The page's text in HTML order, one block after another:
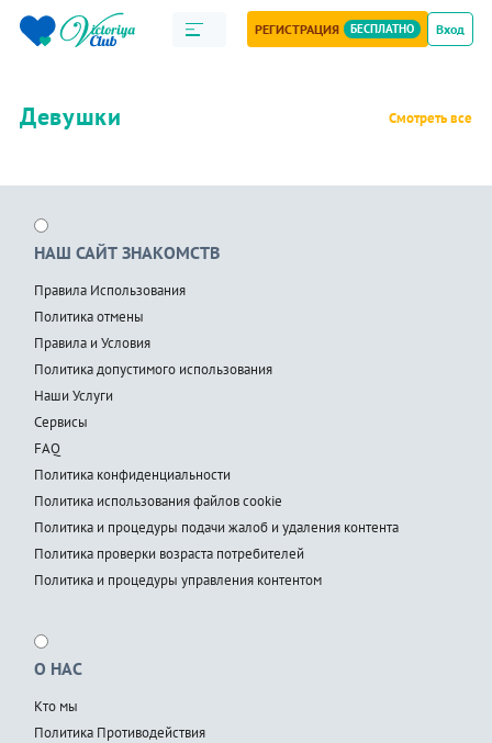
РЕГИСТРАЦИЯ БЕСПЛАТНО Вход
Девушки Смотреть все
НАШ САЙТ ЗНАКОМСТВ
Правила Использования
Политика отмены
Правила и Условия
Политика допустимого использования
Наши Услуги
Сервисы
FAQ
Политика конфиденциальности
Политика использования файлов cookie
Политика и процедуры подачи жалоб и удаления контента
Политика проверки возраста потребителей
Политика и процедуры управления контентом
О НАС
Кто мы
Политика Противодействия